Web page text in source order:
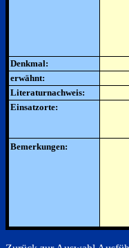
Denkmal:
erwähnt:
Literaturnachweis:
Einsatzorte:
Bemerkungen: